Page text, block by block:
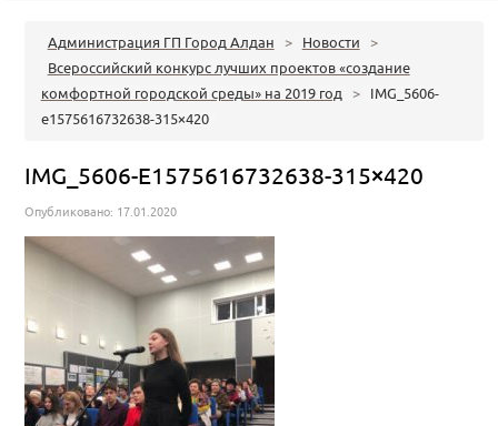
Администрация ГП Город Алдан > Новости
>
Всероссийский конкурс лучших проектов «создание
комфортной городской среды» на 2019 год
>
IMG_5606-
e1575616732638-315×420
IMG_5606-E1575616732638-315×420
Опубликовано: 17.01.2020